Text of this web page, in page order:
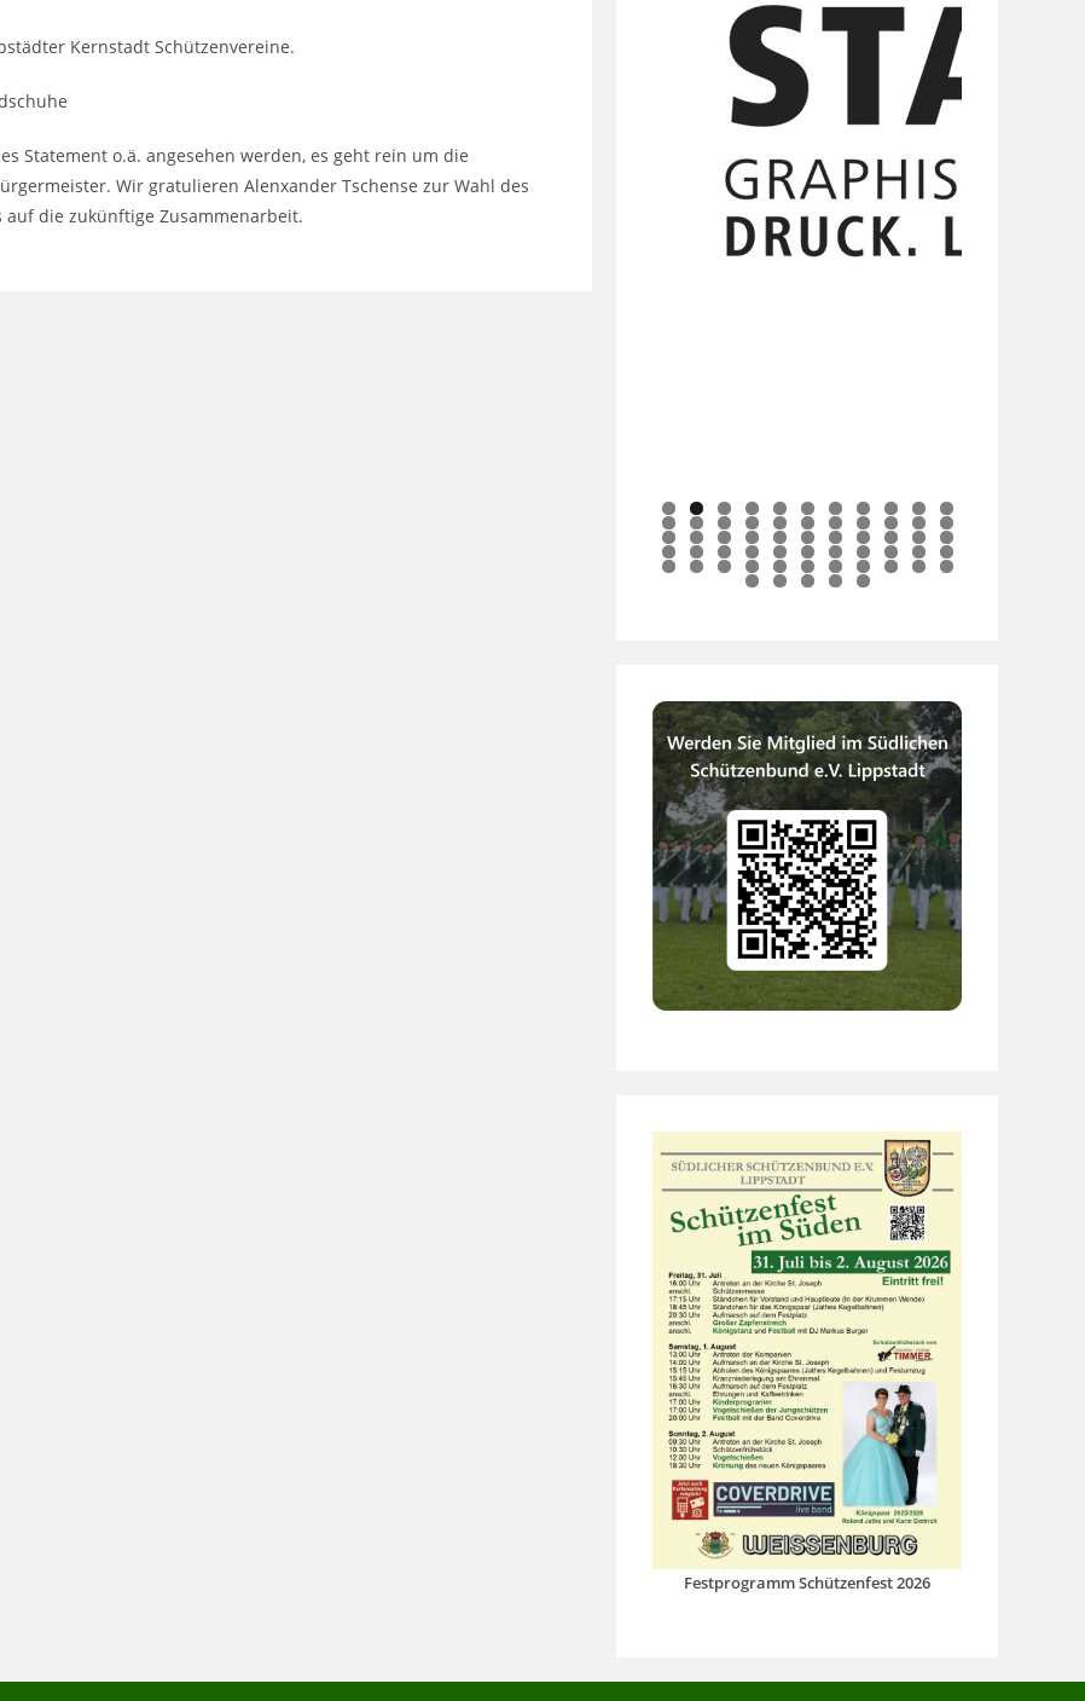
Kernstadt Schützenvereine.
Statement o.ä. angesehen werden, es geht rein um die
Wir gratulieren Alenxander Tschense zur Wahl des
die zukünftige Zusammenarbeit.
0 1
2 3 4 5 6 7 8 9 0 1 2
3 4 5 6 7 8 9 0 1 2 3
4 5 6 7 8 9 0 1 2 3 4
5 6 7 8 9 0 1 2 3 4 5
6 7 8 9 0
Festprogramm Schützenfest 2026